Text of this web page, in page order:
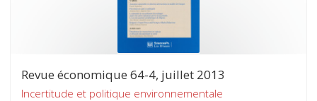
Revue économique 64-4, juillet 2013
Incertitude et politique environnementale